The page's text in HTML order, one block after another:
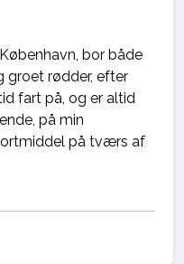
bor både
groet rødder, efter
fart på, og er altid
på min
på tværs af